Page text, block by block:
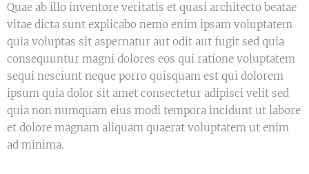
Quae ab illo inventore veritatis et quasi architecto beatae
vitae dicta sunt explicabo nemo enim ipsam voluptatem
quia voluptas sit aspernatur aut odit aut fugit sed quia
consequuntur magni dolores eos qui ratione voluptatem
sequi nesciunt neque porro quisquam est qui dolorem
ipsum quia dolor sit amet consectetur adipisci velit sed
quia non numquam eius modi tempora incidunt ut labore
et dolore magnam aliquam quaerat voluptatem ut enim
ad minima.